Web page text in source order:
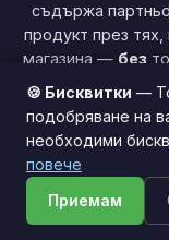
съдържа
продукт през
магазина — без
ни помага да
Този сайт
🍪 Бисквитки —
подобряване на
необходими
повече
Приемам